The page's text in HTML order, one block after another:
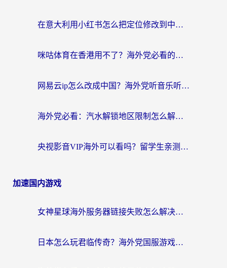
在意大利用小红书怎么把定位修改到中国国内？3个实用技巧+1个靠谱工具帮你搞定
咪咕体育在香港用不了？海外党必看的回国加速器选择指南（附3个真实场景解决方案）
网易云ip怎么改成中国？海外党听音乐听书的无痛解决方案
海外党必看：汽水解锁地区限制怎么解除？3招解决国内影音&生活服务难题
央视影音VIP海外可以看吗？留学生亲测有效的回国加速器选择指南
加速国内游戏
女神星球海外服务器链接失败怎么解决？海外党国服游戏加速避坑指南
日本怎么玩君临传奇？海外党国服游戏加速避坑指南（附菲律宾欧洲玩家实测）